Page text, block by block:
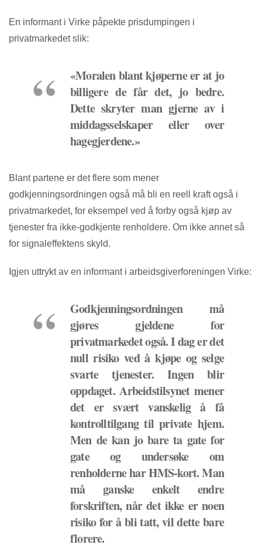
En informant i Virke påpekte prisdumpingen i
privatmarkedet slik:
«Moralen blant kjøperne er at jo
billigere de får det, jo bedre.
Dette skryter man gjerne av i
middagsselskaper eller over
hagegjerdene.»
Blant partene er det flere som mener
godkjenningsordningen også må bli en reell kraft også i
privatmarkedet, for eksempel ved å forby også kjøp av
tjenester fra ikke-godkjente renholdere. Om ikke annet så
for signaleffektens skyld.
Igjen uttrykt av en informant i arbeidsgiverforeningen Virke:
Godkjenningsordningen må
gjøres gjeldene for
privatmarkedet også. I dag er det
null risiko ved å kjøpe og selge
svarte tjenester. Ingen blir
oppdaget. Arbeidstilsynet mener
det er svært vanskelig å få
kontrolltilgang til private hjem.
Men de kan jo bare ta gate for
gate og undersøke om
renholderne har HMS-kort. Man
må ganske enkelt endre
forskriften, når det ikke er noen
risiko for å bli tatt, vil dette bare
florere.